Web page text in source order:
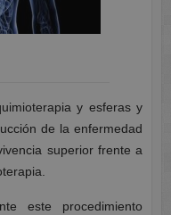
y esferas y
de la enfermedad
superior frente a
este procedimiento